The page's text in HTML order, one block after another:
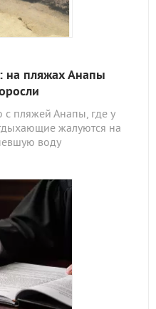
на пляжах Анапы
с пляжей Анапы, где у
жалуются на
воду